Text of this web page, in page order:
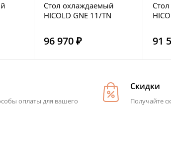
Стол охлаждаемый
HICOLD GNE 11/TN
96 970 ₽ 91
оплаты для вашего
Скидки
Получайте